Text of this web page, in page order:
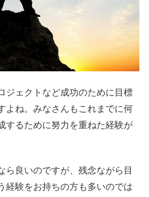
ジェクトなど成功のために目標
よね。みなさんもこれまでに何
するために努力を重ねた経験が
ら良いのですが、残念ながら目
経験をお持ちの方も多いのでは